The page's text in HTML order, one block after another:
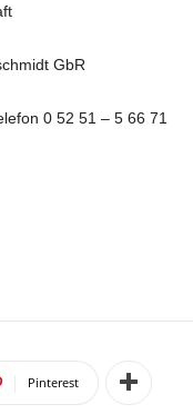
GbR
0 52 51 – 5 66 71
Pinterest